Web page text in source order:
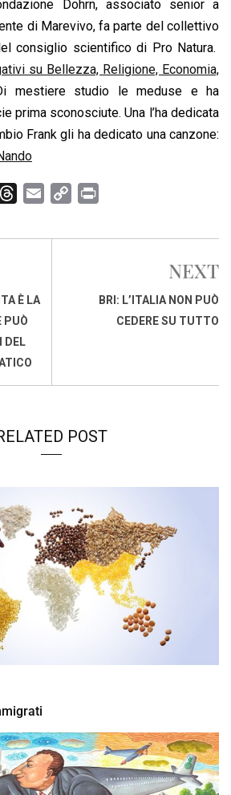
Dohrn, associato senior a
di Marevivo, fa parte del collettivo
consiglio scientifico di Pro Natura.
su Bellezza, Religione, Economia,
mestiere studio le meduse e ha
prima sconosciute. Una l’ha dedicata
Frank gli ha dedicato una canzone:
r
d
s
a
p
i
È LA
PUÒ
DEL
NEXT
BRI: L’ITALIA NON PUÒ
CEDERE SU TUTTO
POST